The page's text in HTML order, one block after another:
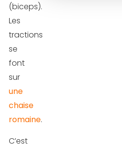
(biceps).
Les
tractions
se
font
sur
une
chaise
romaine.
C’est